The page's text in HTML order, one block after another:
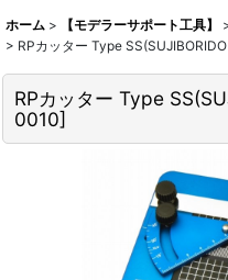
ホーム > 【モデラーサポート工具】
> RPカッター Type
RPカッター Type
0010]